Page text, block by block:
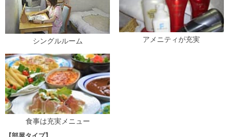
シングルルーム アメニティが充実
食事は充実メニュー